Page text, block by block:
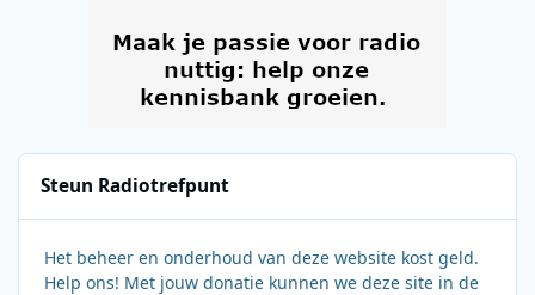
Steun Radiotrefpunt
Het beheer en onderhoud van deze website kost geld.
Help ons! Met jouw donatie kunnen we deze site in de